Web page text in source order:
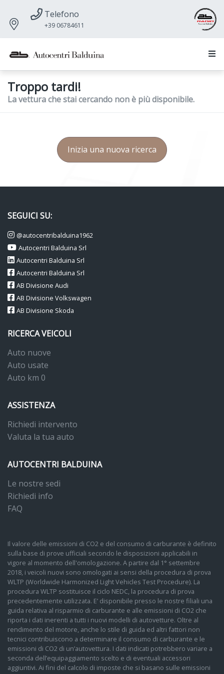
Telefono
+39 06784611
Troppo tardi!
La vettura che stai cercando non è più disponibile.
Inizia una nuova ricerca
SEGUICI SU:
@autocentribalduina1962
Autocentri Balduina Srl
Autocentri Balduina Srl
Autocentri Balduina Srl
AB Divisione Audi
AB Divisione Volkswagen
AB Divisione Skoda
RICERCA VEICOLI
Auto nuove
Auto usate
Auto km 0
ASSISTENZA
Richiedi intervento
Valuta la tua auto
AUTOCENTRI BALDUINA
Le nostre sedi
Richiedi info
FAQ
Il valore delle emissioni di CO2 e del consumo di carburante è definito
sulla base di prove ufficiali secondo le disposizioni applicabili in
vigore al momento dell'omologazione. A partire dal 1° settembre
2018, i veicoli nuovi sono omologati ai sensi della procedura di prova
WLTP (Worldwide Harmonized Light Vehicles Test Procedure). La
procedura WLTP sostituisce il ciclo NEDC, la procedura di prova
precedentemente utilizzata. E’ disponibile presso le nostre filiali una
guida relativa al risparmio di carburante e alle emissioni di CO2 che
riporta i dati inerenti a tutti i nuovi modelli di autovetture. Oltre al
rendimento del motore, anche lo stile di guida ed altri fattori non
tecnici contribuiscono a determinare il consumo di carburante e le
emissioni di CO2 di un’autovettura. I dati indicati potrebbero variare a
seconda dell’equipaggiamento scelto e di eventuali accessori
aggiuntivi. Ai fini del calcolo di imposte che si basano sulle emissioni